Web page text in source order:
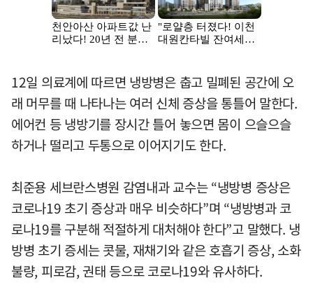
12일 의료계에 따르면 냉방병은 춥고 밀폐된 공간에 오
래 머무를 때 나타나는 여러 신체 증상을 통틀어 말한다.
에어컨 등 냉방기를 장시간 틀어 놓으면 몸이 으슬으슬
하거나 떨리고 두통으로 이어지기도 한다.
최준용 세브란스병원 감염내과 교수는 “냉방병 증상은
코로나19 초기 증상과 매우 비슷하다”며 “냉방병과 코
로나19를 구분해 적절하게 대처해야 한다”고 말했다. 냉
방병 초기 증세는 콧물, 재채기와 같은 호흡기 증상, 소화
불량, 피로감, 권태 등으로 코로나19와 유사하다.